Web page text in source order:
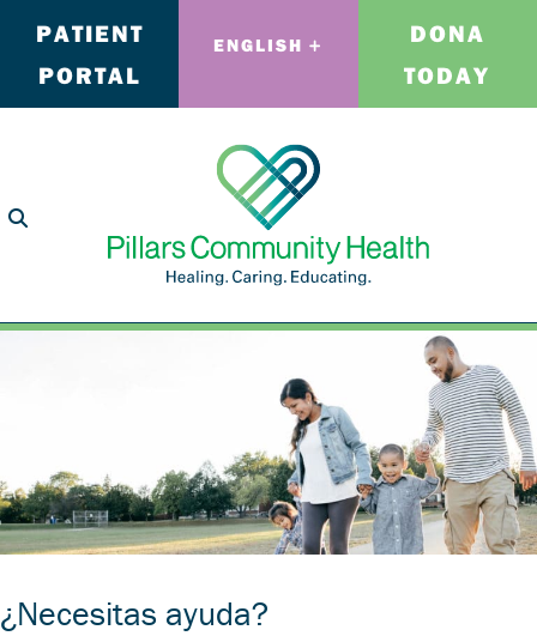
PATIENT
PORTAL
ENGLISH
DONA
TODAY
¿Necesitas ayuda?